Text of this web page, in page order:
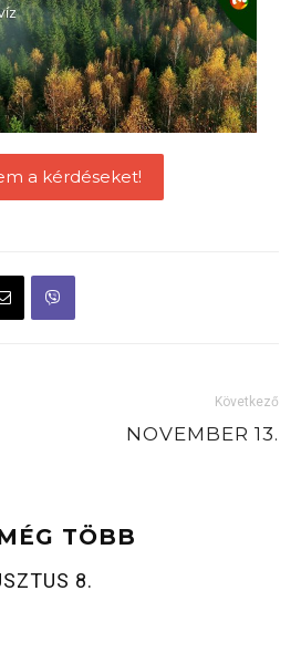
a kérdéseket!
Következő
NOVEMBER 13.
TÖBB
8.